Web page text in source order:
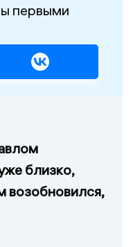
первыми
близко,
возобновился,